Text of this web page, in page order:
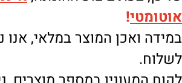
אוטומטי!
במידה ואכן המוצר במלאי, אנו
לשלוח.